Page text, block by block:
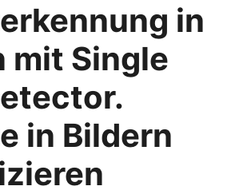
in
mit Single
in Bildern